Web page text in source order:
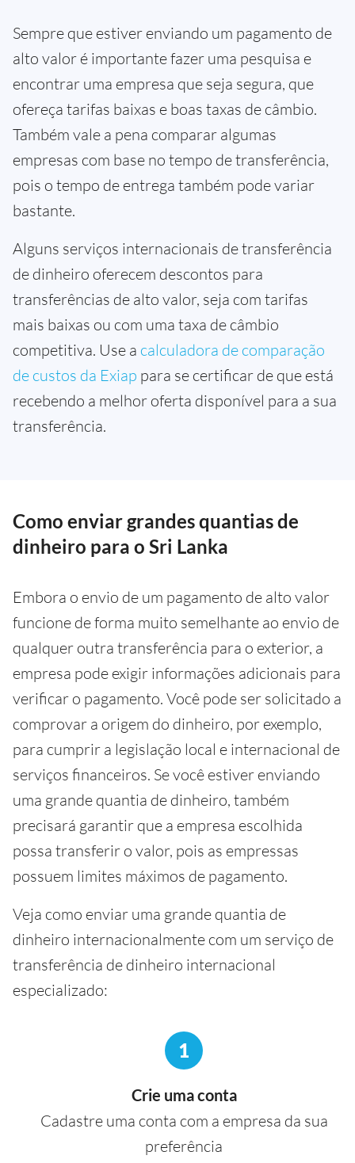
Sempre que estiver enviando um pagamento de
alto valor é importante fazer uma pesquisa e
encontrar uma empresa que seja segura, que
ofereça tarifas baixas e boas taxas de câmbio.
Também vale a pena comparar algumas
empresas com base no tempo de transferência,
pois o tempo de entrega também pode variar
bastante.
Alguns serviços internacionais de transferência
de dinheiro oferecem descontos para
transferências de alto valor, seja com tarifas
mais baixas ou com uma taxa de câmbio
competitiva. Use a calculadora de comparação
de custos da Exiap para se certificar de que está
recebendo a melhor oferta disponível para a sua
transferência.
Como enviar grandes quantias de
dinheiro para o Sri Lanka
Embora o envio de um pagamento de alto valor
funcione de forma muito semelhante ao envio de
qualquer outra transferência para o exterior, a
empresa pode exigir informações adicionais para
verificar o pagamento. Você pode ser solicitado a
comprovar a origem do dinheiro, por exemplo,
para cumprir a legislação local e internacional de
serviços financeiros. Se você estiver enviando
uma grande quantia de dinheiro, também
precisará garantir que a empresa escolhida
possa transferir o valor, pois as empressas
possuem limites máximos de pagamento.
Veja como enviar uma grande quantia de
dinheiro internacionalmente com um serviço de
transferência de dinheiro internacional
especializado:
1
Crie uma conta
Cadastre uma conta com a empresa da sua
preferência